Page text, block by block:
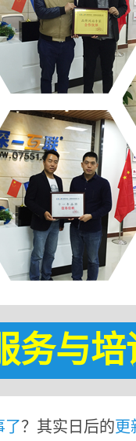
务与培
了？其实日后的更